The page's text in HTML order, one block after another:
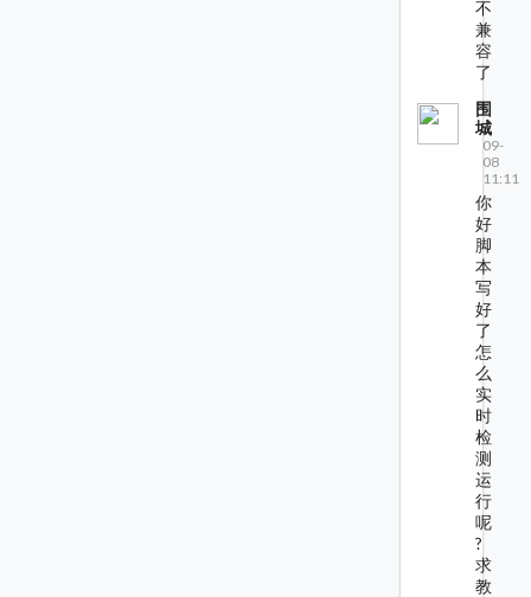
不
兼
容
了
围
城
09-
08
11:11
你
好
脚
本
写
好
了
怎
么
实
时
检
测
运
行
呢
?
求
教